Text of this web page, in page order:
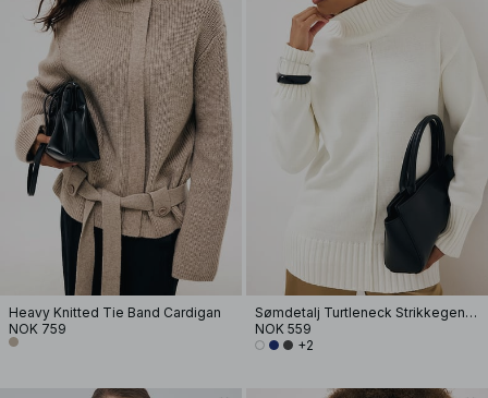
Heavy Knitted Tie Band Cardigan
NOK 759
Sømdetalj Turtleneck Strikkegenser
NOK 559
+2